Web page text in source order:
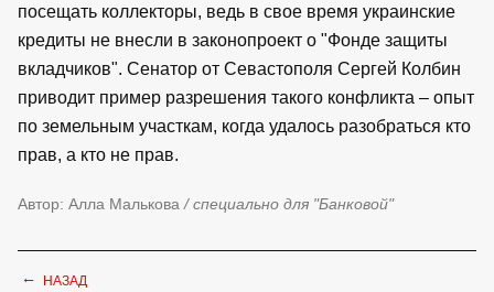
посещать коллекторы, ведь в свое время украинские
кредиты не внесли в законопроект о "Фонде защиты
вкладчиков". Сенатор от Севастополя Сергей Колбин
приводит пример разрешения такого конфликта – опыт
по земельным участкам, когда удалось разобраться кто
прав, а кто не прав.
Автор: Алла Малькова / специально для "Банковой"
← НАЗАД